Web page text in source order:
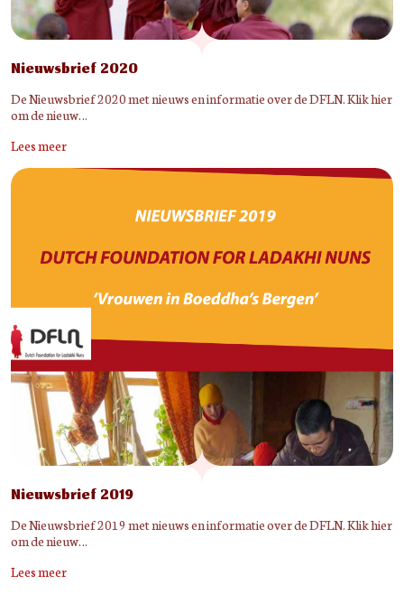
Nieuwsbrief 2020
De Nieuwsbrief 2020 met nieuws en informatie over de DFLN. Klik hier
om de nieuw…
Lees meer
Nieuwsbrief 2019
De Nieuwsbrief 2019 met nieuws en informatie over de DFLN. Klik hier
om de nieuw…
Lees meer